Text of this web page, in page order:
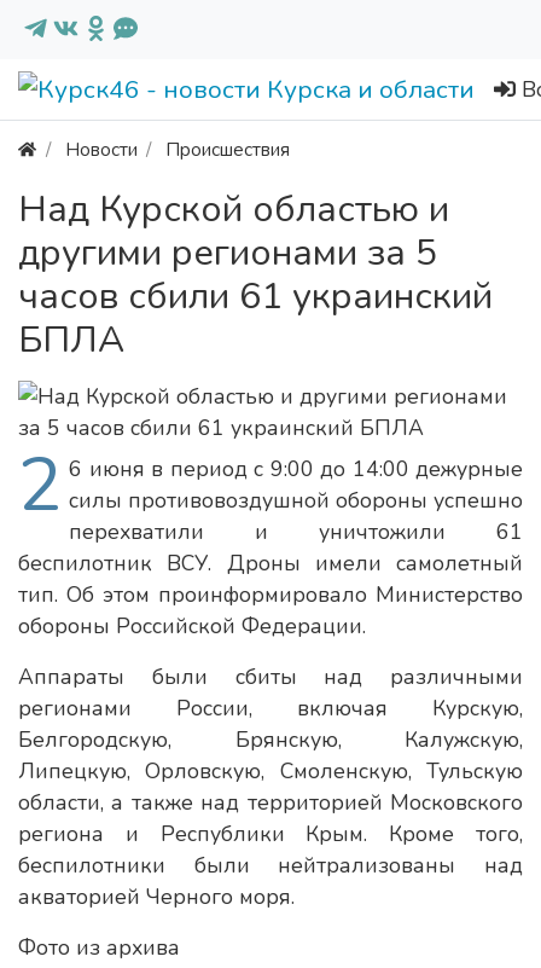
Новости Происшествия
Над Курской областью и
другими регионами за 5
часов сбили 61 украинский
БПЛА
2 6 июня в период с 9:00 до 14:00 дежурные
силы противовоздушной обороны успешно
перехватили и уничтожили 61
беспилотник ВСУ. Дроны имели самолетный
тип. Об этом проинформировало Министерство
обороны Российской Федерации.
Аппараты были сбиты над различными
регионами России, включая Курскую,
Белгородскую, Брянскую, Калужскую,
Липецкую, Орловскую, Смоленскую, Тульскую
области, а также над территорией Московского
региона и Республики Крым. Кроме того,
беспилотники были нейтрализованы над
акваторией Черного моря.
Фото из архива